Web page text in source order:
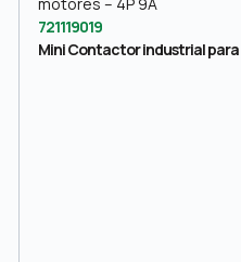
721119019
Mini Contactor industrial para